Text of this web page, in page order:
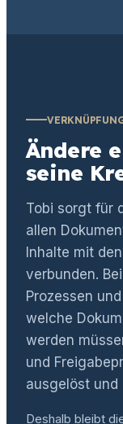
Ändere
seine
Tobi sorgt für
allen
Inhalte mit
verbunden.
Prozessen
welche
werden
und
ausgelöst und
Deshalb bleibt